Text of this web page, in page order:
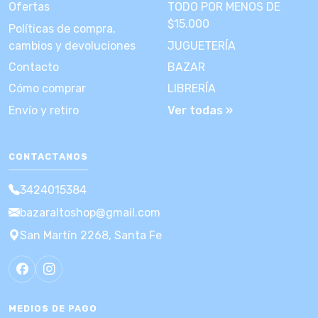
Ofertas
Políticas de compra,
cambios y devoluciones
Contacto
Cómo comprar
Envío y retiro
TODO POR MENOS DE
$15.000
JUGUETERÍA
BAZAR
LIBRERÍA
Ver todas »
CONTACTANOS
3424015384
bazaraltoshop@gmail.com
San Martín 2268, Santa Fe
MEDIOS DE PAGO